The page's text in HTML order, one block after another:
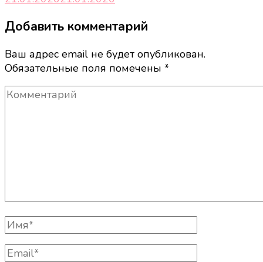
Добавить комментарий
Ваш адрес email не будет опубликован.
Обязательные поля помечены *
Комментарий
Полное
Имя
Email